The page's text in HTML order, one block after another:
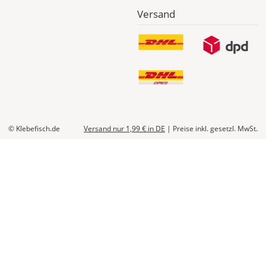
Versand
© Klebefisch.de Versand nur 1,99 € in DE | Preise inkl. gesetzl. MwSt.